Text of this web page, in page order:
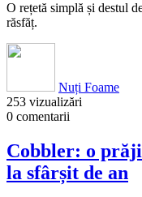
O rețetă simplă și destul
răsfăț.
Nuți Foame
253 vizualizări
0 comentarii
Cobbler: o
la sfârșit de an